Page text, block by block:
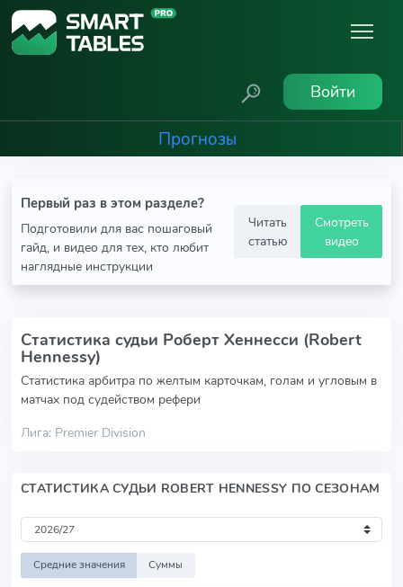
Войти
Прогнозы
Первый раз в этом разделе?
Подготовили для вас пошаговый
гайд, и видео для тех, кто любит
наглядные инструкции
Читать
статью
Смотреть
видео
Статистика судьи Роберт Хеннесси (Robert
Hennessy)
Статистика арбитра по желтым карточкам, голам и угловым в
матчах под судейством рефери
Лига: Premier Division
СТАТИСТИКА СУДЬИ ROBERT HENNESSY ПО СЕЗОНАМ
Средние значения Суммы